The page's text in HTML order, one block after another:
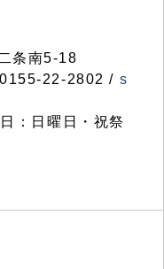
条南5-18
22-2802 / s
：日曜日・祝祭